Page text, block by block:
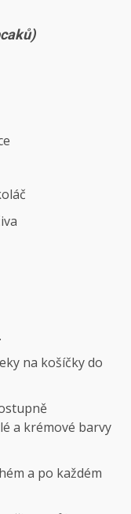
na košíčky do
a krémové barvy
a po každém